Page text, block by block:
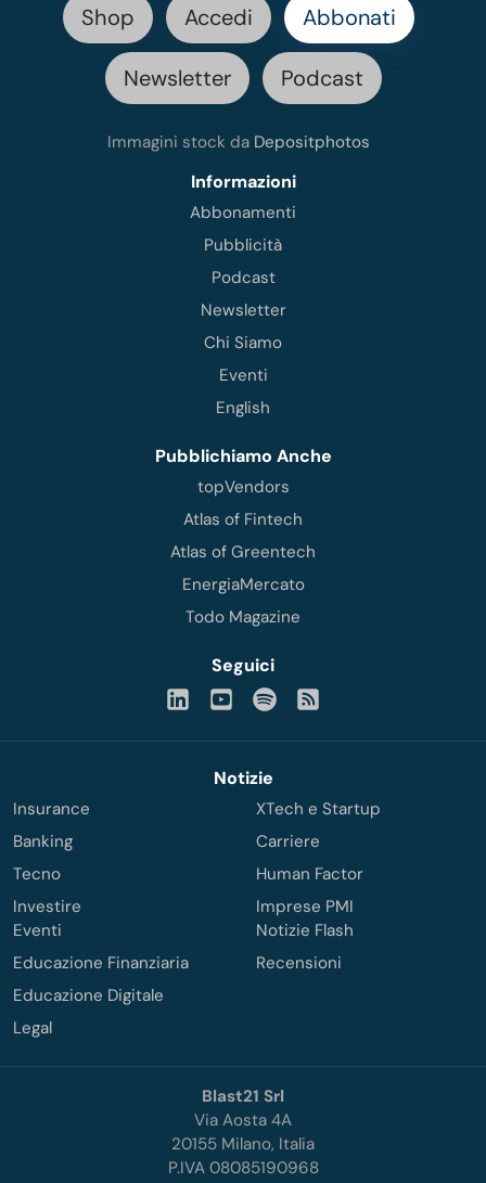
Shop Accedi Abbonati
Newsletter Podcast
Immagini stock da Depositphotos
Informazioni
Abbonamenti
Pubblicità
Podcast
Newsletter
Chi Siamo
Eventi
English
Pubblichiamo Anche
topVendors
Atlas of Fintech
Atlas of Greentech
EnergiaMercato
Todo Magazine
Seguici
Notizie
Insurance
Banking
Tecno
Investire
XTech e Startup
Carriere
Human Factor
Imprese PMI
Eventi
Educazione Finanziaria
Educazione Digitale
Legal
Notizie Flash
Recensioni
Blast21 Srl
Via Aosta 4A
20155 Milano, Italia
P.IVA 08085190968